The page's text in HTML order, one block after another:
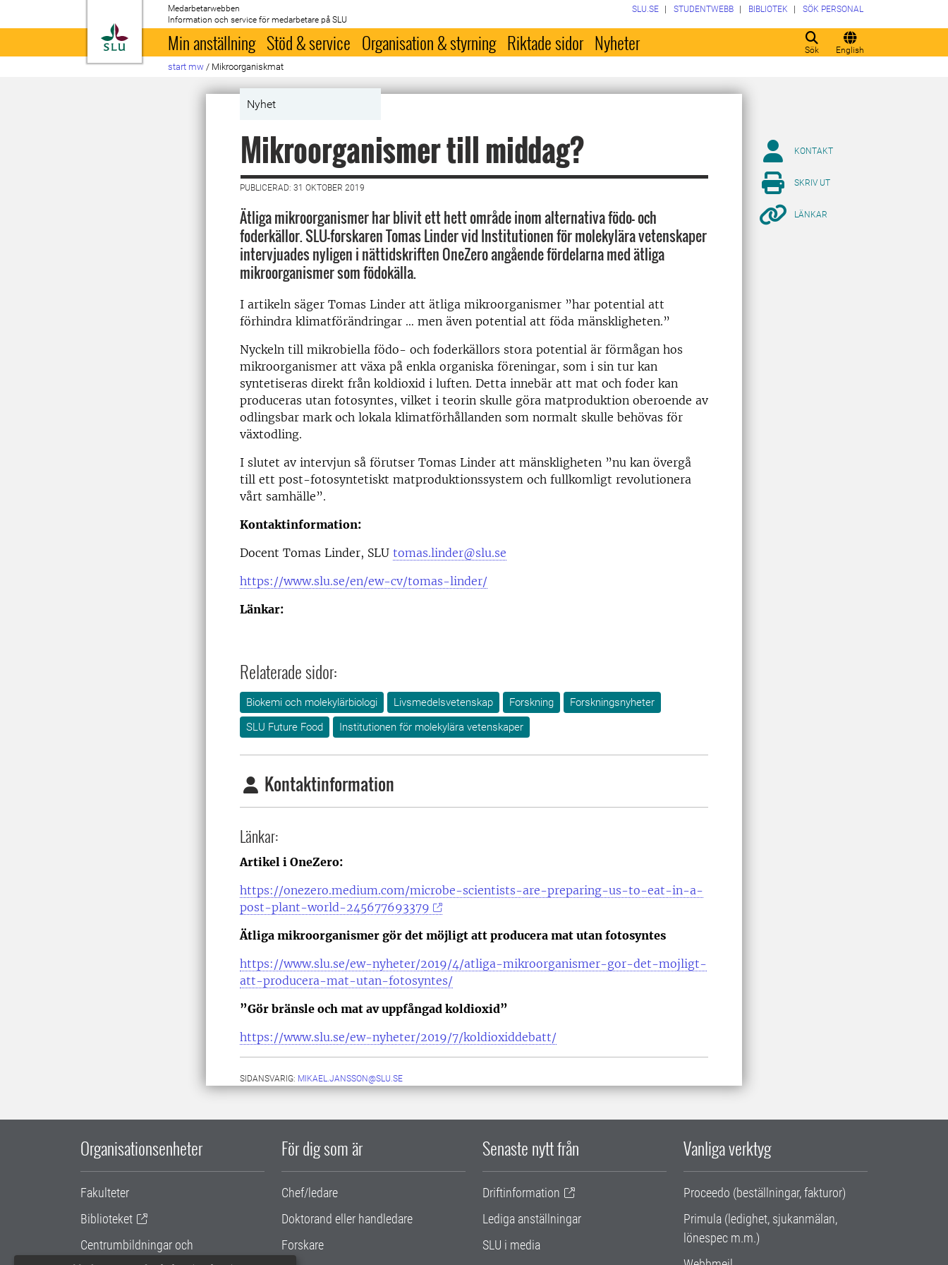
Till startsida
Medarbetarwebben
Information och service för medarbetare på SLU
Sök English
SLU.SE STUDENTWEBB BIBLIOTEK SÖK PERSONAL
Min anställning Stöd & service Organisation & styrning Riktade sidor Nyheter
start mw / Mikroorganiskmat
Nyhet
Mikroorganismer till middag?
PUBLICERAD: 31 OKTOBER 2019
Ätliga mikroorganismer har blivit ett hett område inom alternativa födo- och
foderkällor. SLU-forskaren Tomas Linder vid Institutionen för molekylära vetenskaper
intervjuades nyligen i nättidskriften OneZero angående fördelarna med ätliga
mikroorganismer som födokälla.
I artikeln säger Tomas Linder att ätliga mikroorganismer ”har potential att
förhindra klimatförändringar … men även potential att föda mänskligheten.”
Nyckeln till mikrobiella födo- och foderkällors stora potential är förmågan hos
mikroorganismer att växa på enkla organiska föreningar, som i sin tur kan
syntetiseras direkt från koldioxid i luften. Detta innebär att mat och foder kan
produceras utan fotosyntes, vilket i teorin skulle göra matproduktion oberoende av
odlingsbar mark och lokala klimatförhållanden som normalt skulle behövas för
växtodling.
I slutet av intervjun så förutser Tomas Linder att mänskligheten ”nu kan övergå
till ett post-fotosyntetiskt matproduktionssystem och fullkomligt revolutionera
vårt samhälle”.
Kontaktinformation:
Docent Tomas Linder, SLU tomas.linder@slu.se
https://www.slu.se/en/ew-cv/tomas-linder/
Länkar:
Relaterade sidor:
Biokemi och molekylärbiologi Livsmedelsvetenskap Forskning
Forskningsnyheter
SLU Future Food
Institutionen för molekylära vetenskaper
Kontaktinformation
Länkar:
Artikel i OneZero:
https://onezero.medium.com/microbe-scientists-are-preparing-us-to-eat-in-a-
post-plant-world-245677693379
Ätliga mikroorganismer gör det möjligt att producera mat utan fotosyntes
https://www.slu.se/ew-nyheter/2019/4/atliga-mikroorganismer-gor-det-mojligt-
att-producera-mat-utan-fotosyntes/
”Gör bränsle och mat av uppfångad koldioxid”
https://www.slu.se/ew-nyheter/2019/7/koldioxiddebatt/
SIDANSVARIG: MIKAEL.JANSSON@SLU.SE
KONTAKT
SKRIV UT
LÄNKAR
Organisationsenheter
Fakulteter
Biblioteket
Centrumbildningar och
För dig som är
Chef/ledare
Doktorand eller handledare
Forskare
Senaste nytt från
Driftinformation
Lediga anställningar
SLU i media
Vanliga verktyg
Proceedo (beställningar, fakturor)
Primula (ledighet, sjukanmälan,
lönespec m.m.)